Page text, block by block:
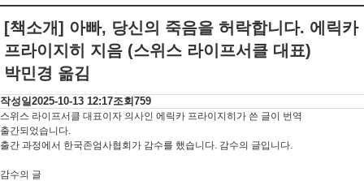
[책소개] 아빠, 당신의 죽음을 허락합니다. 에릭카
프라이지히 지음 (스위스 라이프서클 대표)
박민경 옮김
작성일2025-10-13 12:17조회 759
스위스 라이프서클 대표이자 의사인 에릭카 프라이지히가 쓴 글이 번역
출간되었습니다.
출간 과정에서 한국존엄사협회가 감수를 했습니다. 감수의 글입니다.
감수의 글